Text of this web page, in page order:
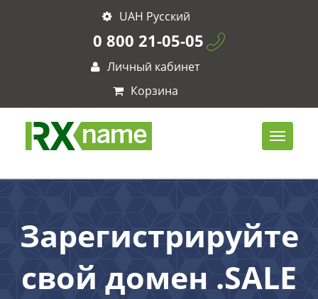
UAH Русский
0 800 21-05-05
Личный кабинет
Корзина
Зарегистрируйте
свой домен .SALE